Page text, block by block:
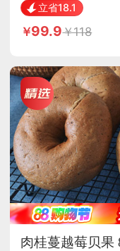
立省18.1
99.9 118
肉桂蔓越莓贝果